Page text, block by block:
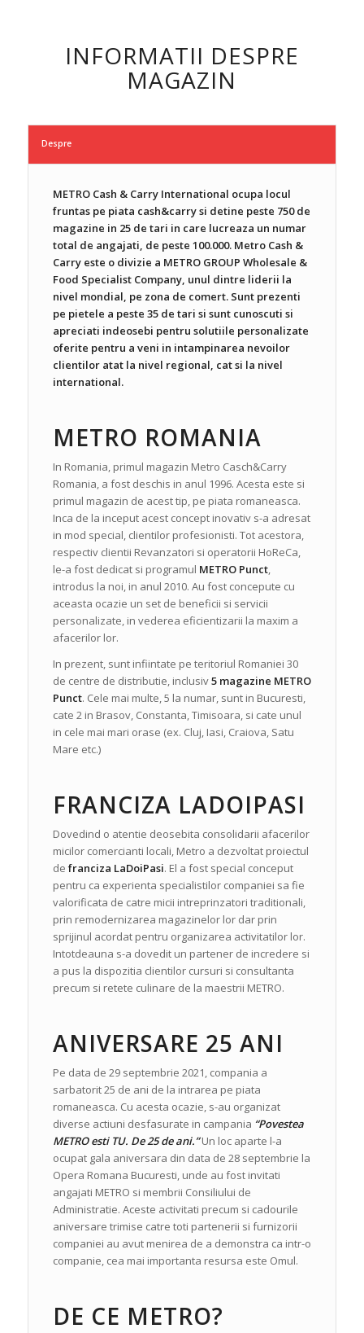
INFORMATII DESPRE
MAGAZIN
Despre
METRO Cash & Carry International ocupa locul
fruntas pe piata cash&carry si detine peste 750 de
magazine in 25 de tari in care lucreaza un numar
total de angajati, de peste 100.000. Metro Cash &
Carry este o divizie a METRO GROUP Wholesale &
Food Specialist Company, unul dintre liderii la
nivel mondial, pe zona de comert. Sunt prezenti
pe pietele a peste 35 de tari si sunt cunoscuti si
apreciati indeosebi pentru solutiile personalizate
oferite pentru a veni in intampinarea nevoilor
clientilor atat la nivel regional, cat si la nivel
international.
METRO ROMANIA
In Romania, primul magazin Metro Casch&Carry
Romania, a fost deschis in anul 1996. Acesta este si
primul magazin de acest tip, pe piata romaneasca.
Inca de la inceput acest concept inovativ s-a adresat
in mod special, clientilor profesionisti. Tot acestora,
respectiv clientii Revanzatori si operatorii HoReCa,
le-a fost dedicat si programul METRO Punct,
introdus la noi, in anul 2010. Au fost concepute cu
aceasta ocazie un set de beneficii si servicii
personalizate, in vederea eficientizarii la maxim a
afacerilor lor.
In prezent, sunt infiintate pe teritoriul Romaniei 30
de centre de distributie, inclusiv5 magazine METRO
Punct. Cele mai multe, 5 la numar, sunt in Bucuresti,
cate 2 in Brasov, Constanta, Timisoara, si cate unul
in cele mai mari orase (ex. Cluj, Iasi, Craiova, Satu
Mare etc.)
FRANCIZA LADOIPASI
Dovedind o atentie deosebita consolidarii afacerilor
micilor comercianti locali, Metro a dezvoltat proiectul
de franciza LaDoiPasi. El a fost special conceput
pentru ca experienta specialistilor companiei sa fie
valorificata de catre micii intreprinzatori traditionali,
prin remodernizarea magazinelor lor dar prin
sprijinul acordat pentru organizarea activitatilor lor.
Intotdeauna s-a dovedit un partener de incredere si
a pus la dispozitia clientilor cursuri si consultanta
precum si retete culinare de la maestrii METRO.
ANIVERSARE 25 ANI
Pe data de 29 septembrie 2021, compania a
sarbatorit 25 de ani de la intrarea pe piata
romaneasca. Cu acesta ocazie, s-au organizat
diverse actiuni desfasurate in campania “Povestea
METRO esti TU. De 25 de ani.”Un loc aparte l-a
ocupat gala aniversara din data de 28 septembrie la
Opera Romana Bucuresti, unde au fost invitati
angajati METRO si membrii Consiliului de
Administratie. Aceste activitati precum si cadourile
aniversare trimise catre toti partenerii si furnizorii
companiei au avut menirea de a demonstra ca intr-o
companie, cea mai importanta resursa este Omul.
DE CE METRO?